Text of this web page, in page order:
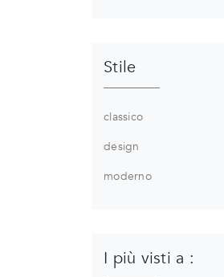
Stile
classico
design
moderno
I più visti a :